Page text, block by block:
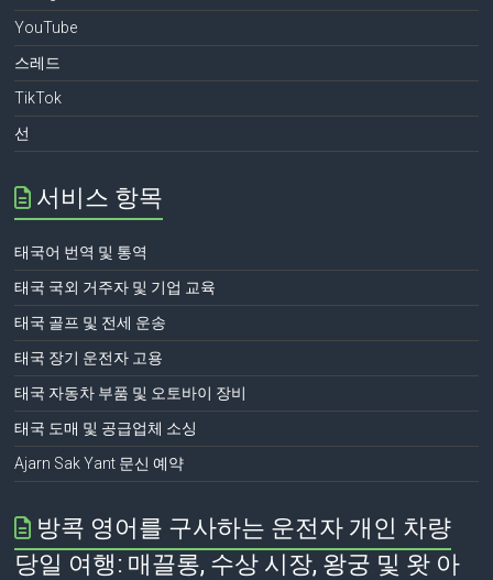
YouTube
스레드
TikTok
선
서비스 항목
태국어 번역 및 통역
태국 국외 거주자 및 기업 교육
태국 골프 및 전세 운송
태국 장기 운전자 고용
태국 자동차 부품 및 오토바이 장비
태국 도매 및 공급업체 소싱
Ajarn Sak Yant 문신 예약
방콕 영어를 구사하는 운전자 개인 차량
당일 여행: 매끌롱, 수상 시장, 왕궁 및 왓 아